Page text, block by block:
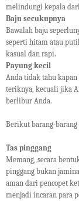
melindungi kepala
Baju secukupnya
Bawalah baju
seperti hitam atau
kasual dan rapi.
Payung kecil
Anda tidak tahu
teriknya, kecuali jika
berlibur Anda.
Berikut barang-
Tas pinggang
Memang, secara
pinggang bukan
aman dari pencopet
menjadi incaran para